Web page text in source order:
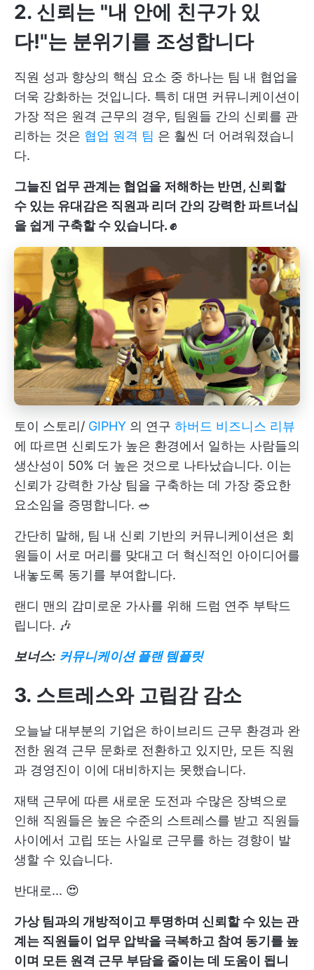
2. 신뢰는 "내 안에 친구가 있
다!"는 분위기를 조성합니다
직원 성과 향상의 핵심 요소 중 하나는 팀 내 협업을
더욱 강화하는 것입니다. 특히 대면 커뮤니케이션이
가장 적은 원격 근무의 경우, 팀원들 간의 신뢰를 관
리하는 것은 협업 원격 팀 은 훨씬 더 어려워졌습니
다.
그늘진 업무 관계는 협업을 저해하는 반면, 신뢰할
수 있는 유대감은 직원과 리더 간의 강력한 파트너십
을 쉽게 구축할 수 있습니다. ✊
토이 스토리/ GIPHY 의 연구 하버드 비즈니스 리뷰
에 따르면 신뢰도가 높은 환경에서 일하는 사람들의
생산성이 50% 더 높은 것으로 나타났습니다. 이는
신뢰가 강력한 가상 팀을 구축하는 데 가장 중요한
요소임을 증명합니다. 🥗
간단히 말해, 팀 내 신뢰 기반의 커뮤니케이션은 회
원들이 서로 머리를 맞대고 더 혁신적인 아이디어를
내놓도록 동기를 부여합니다.
랜디 맨의 감미로운 가사를 위해 드럼 연주 부탁드
립니다. 🎶
보너스: 커뮤니케이션 플랜 템플릿
3. 스트레스와 고립감 감소
오늘날 대부분의 기업은 하이브리드 근무 환경과 완
전한 원격 근무 문화로 전환하고 있지만, 모든 직원
과 경영진이 이에 대비하지는 못했습니다.
재택 근무에 따른 새로운 도전과 수많은 장벽으로
인해 직원들은 높은 수준의 스트레스를 받고 직원들
사이에서 고립 또는 사일로 근무를 하는 경향이 발
생할 수 있습니다.
반대로... 😍
가상 팀과의 개방적이고 투명하며 신뢰할 수 있는 관
계는 직원들이 업무 압박을 극복하고 참여 동기를 높
이며 모든 원격 근무 부담을 줄이는 데 도움이 됩니